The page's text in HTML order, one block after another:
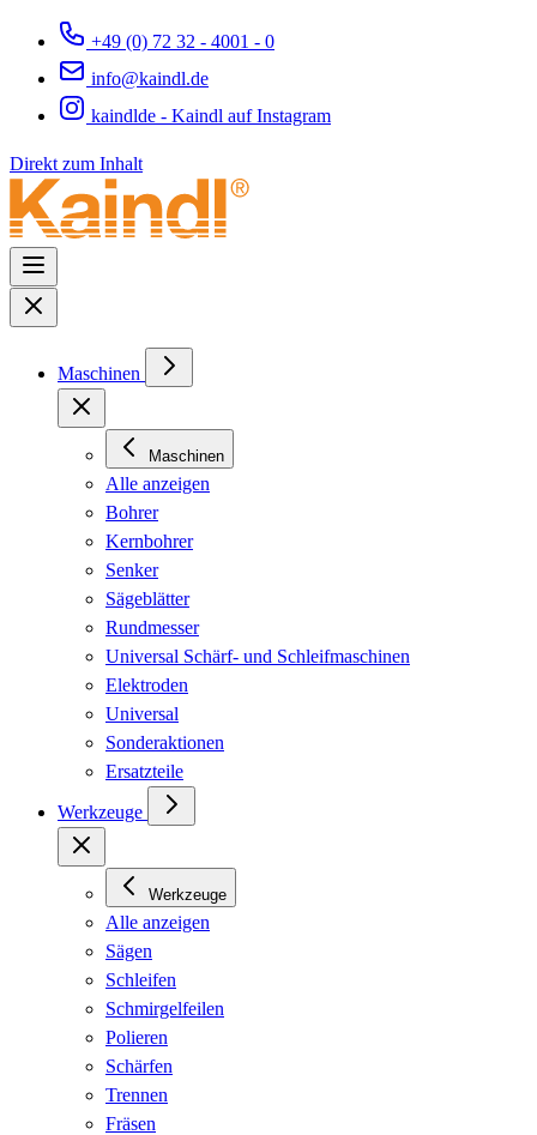
+49 (0) 72 32 - 4001 - 0
info@kaindl.de
kaindlde - Kaindl auf Instagram
Direkt zum Inhalt
Maschinen
Maschinen
Alle anzeigen
Bohrer
Kernbohrer
Senker
Sägeblätter
Rundmesser
Universal Schärf- und Schleifmaschinen
Elektroden
Universal
Sonderaktionen
Ersatzteile
Werkzeuge
Werkzeuge
Alle anzeigen
Sägen
Schleifen
Schmirgelfeilen
Polieren
Schärfen
Trennen
Fräsen